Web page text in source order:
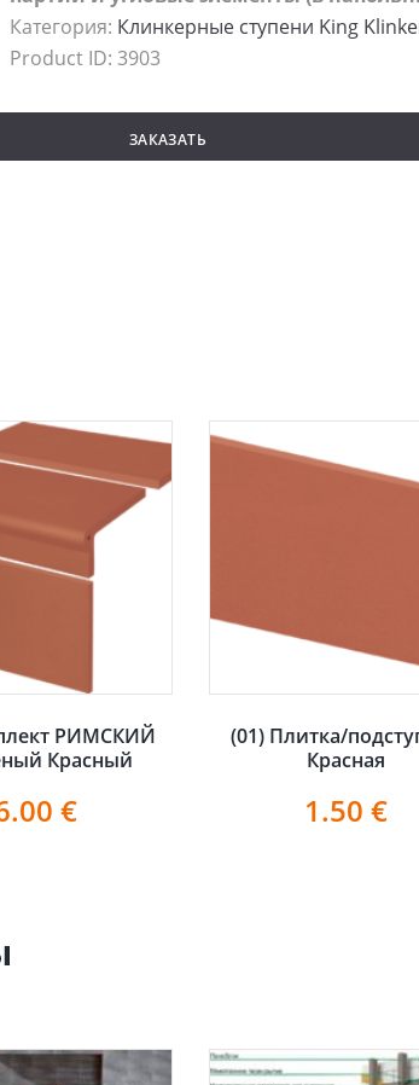
Категория: Клинкерные ступени King
Product ID: 3903
ЗАКАЗАТЬ
РИМСКИЙ
Красный
€
(01) Плитка/
Красная
1.50€